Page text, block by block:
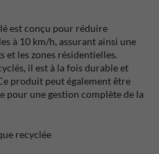
est conçu pour réduire
à 10 km/h, assurant ainsi une
et les zones résidentielles.
il est à la fois durable et
produit peut également être
pour une gestion complète de la
recyclée